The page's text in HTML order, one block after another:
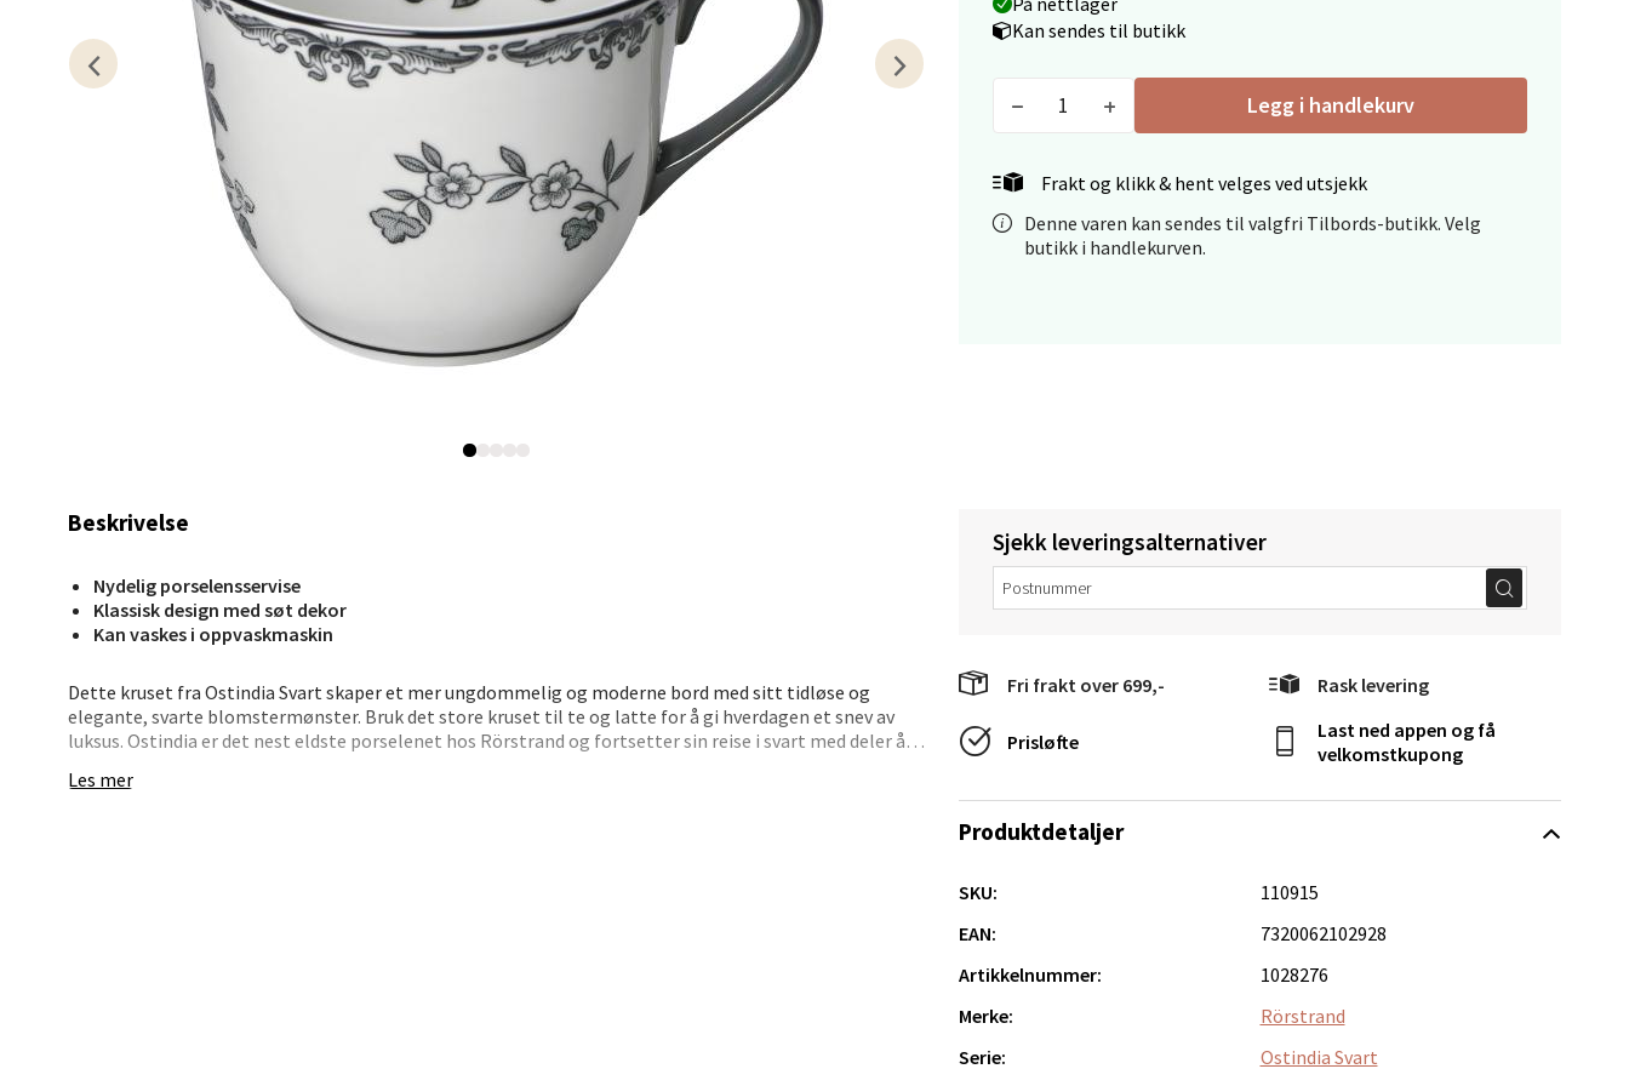
Kan sendes til butikk
Legg i handlekurv
Frakt og klikk & hent velges ved utsjekk
Denne varen kan sendes til valgfri Tilbords-butikk. Velg
butikk i handlekurven.
Beskrivelse
Nydelig porselensservise
Klassisk design med søt dekor
Kan vaskes i oppvaskmaskin
Dette kruset fra Ostindia Svart skaper et mer ungdommelig og moderne bord med sitt tidløse og
elegante, svarte blomstermønster. Bruk det store kruset til te og latte for å gi hverdagen et snev av
luksus. Ostindia er det nest eldste porselenet hos Rörstrand og fortsetter sin reise i svart med deler å
Les mer
Sjekk leveringsalternativer
Fri frakt over 699,- Rask levering
Prisløfte
Last ned appen og få
velkomstkupong
Produktdetaljer
SKU:
110915
EAN:
7320062102928
Artikkelnummer:
1028276
Merke:
Rörstrand
Serie:
Ostindia Svart
Kristiansand - Markens
Lillemarkens markensgate 25B, 4611 Kristiansand
Åpent i dag 09-18
0 i butikk
Velg
Oslo - Linderud
Erich Mogensøns vei 38, 0594 Oslo
Stavanger og Sandnes - Thon Senter